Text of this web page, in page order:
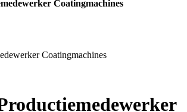
Coatingmachines
Coatingmachines